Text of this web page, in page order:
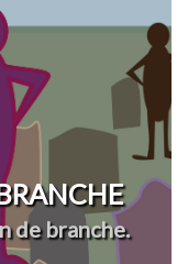
de branche.